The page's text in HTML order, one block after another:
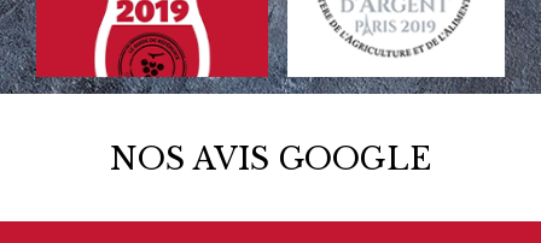
NOS AVIS GOOGLE